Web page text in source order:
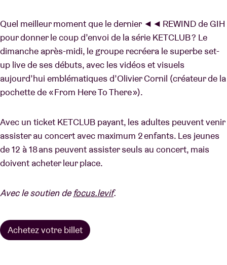
Quel meilleur moment que le dernier ◄◄ REWIND de GIH
pour donner le coup d’envoi de la série KETCLUB ? Le
dimanche après-midi, le groupe recréera le superbe set-
up live de ses débuts, avec les vidéos et visuels
aujourd’hui emblématiques d’Olivier Cornil (créateur de la
pochette de « From Here To There »).
Avec un ticket KETCLUB payant, les adultes peuvent venir
assister au concert avec maximum 2 enfants. Les jeunes
de 12 à 18 ans peuvent assister seuls au concert, mais
doivent acheter leur place.
Avec le soutien defocus.levif.
Achetez votre billet